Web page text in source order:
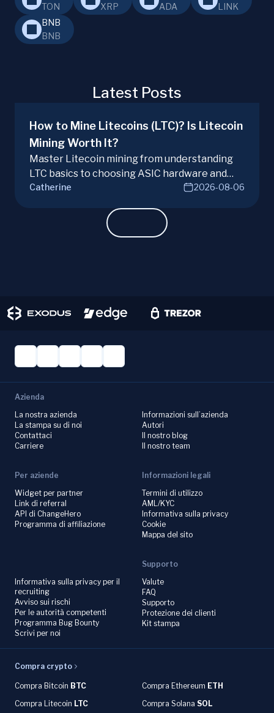
TON
XRP
ADA
LINK
BNB
BNB
Latest Posts
How to Mine Litecoins (LTC)? Is Litecoin
Mining Worth It?
Master Litecoin mining from understanding
LTC basics to choosing ASIC hardware and
joining mining pools. Optimize your Litecoin
Catherine 2026-08-06
Azienda
La nostra azienda
La stampa su di noi
Contattaci
Carriere
Informazioni sull’azienda
Autori
Il nostro blog
Il nostro team
Per aziende
Widget per partner
Link di referral
API di ChangeHero
Programma di affiliazione
Informazioni legali
Termini di utilizzo
AML/KYC
Informativa sulla privacy
Cookie
Mappa del sito
Informativa sulla privacy per il
recruiting
Avviso sui rischi
Per le autorità competenti
Programma Bug Bounty
Scrivi per noi
Supporto
Valute
FAQ
Supporto
Protezione dei clienti
Kit stampa
Compra crypto
Compra Bitcoin BTC Compra Ethereum ETH
Compra Litecoin LTC Compra Solana SOL